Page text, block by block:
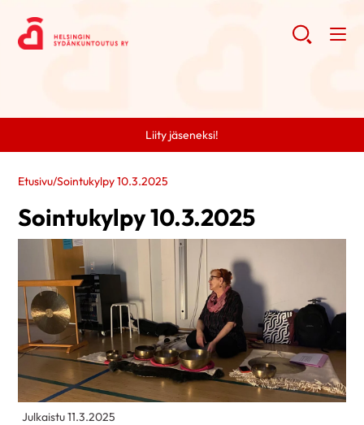
Liity jäseneksi!
Etusivu/Sointukylpy 10.3.2025
Sointukylpy 10.3.2025
Julkaistu 11.3.2025